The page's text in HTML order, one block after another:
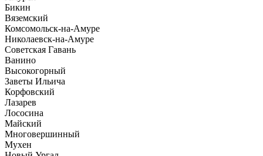
Бикин
Вяземский
Комсомольск-на-Амуре
Николаевск-на-Амуре
Советская Гавань
Ванино
Высокогорный
Заветы Ильича
Корфовский
Лазарев
Лососина
Майский
Многовершинный
Мухен